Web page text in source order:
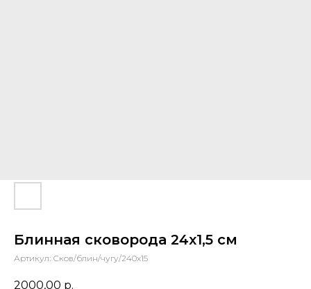
Блинная сковорода 24х1,5 см
Артикул: Сков/блин/чугу/240х15
2000,00 р.